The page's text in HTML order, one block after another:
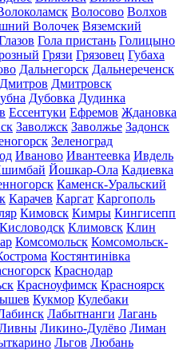
Волосово Волхов
Волочек Вяземский
Гола пристань Голицыно
Грязи Грязовец Губаха
Дальнегорск Дальнереченск
Дмитров Дмитровск
Дубовка Дудинка
Ессентуки Ефремов Ждановка
Заволжск Заволжье Задонск
Зеленоград
Иваново Ивантеевка Ивдель
Йошкар-Ола Кадиевка
Каменск-Уральский
Карачев Каргат Каргополь
Кимовск Кимры Кингисепп
Кисловодск Климовск Клин
Комсомольск Комсомольск-
Костянтинівка
Краснодар
Красноуфимск Красноярск
Кукмор Кулебаки
Лабытнанги Лагань
Ликино-Дулёво Лиман
Льгов Любань